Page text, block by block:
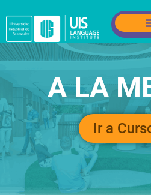
A LA
Ir a